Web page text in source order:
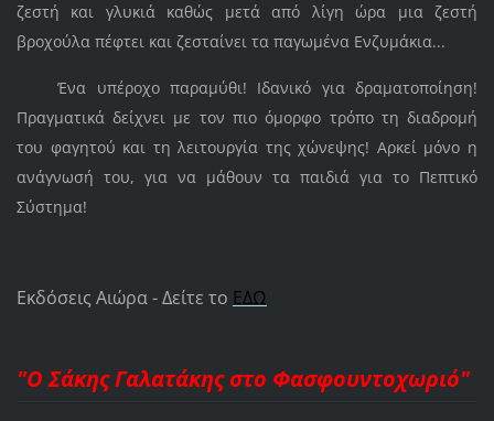
ζεστή και γλυκιά καθώς μετά από λίγη ώρα μια ζεστή
βροχούλα πέφτει και ζεσταίνει τα παγωμένα Ενζυμάκια...
Ένα υπέροχο παραμύθι! Ιδανικό για δραματοποίηση!
Πραγματικά δείχνει με τον πιο όμορφο τρόπο τη διαδρομή
του φαγητού και τη λειτουργία της χώνεψης! Αρκεί μόνο η
ανάγνωσή του, για να μάθουν τα παιδιά για το Πεπτικό
Σύστημα!
Εκδόσεις Αιώρα - Δείτε το ΕΔΩ
"Ο Σάκης Γαλατάκης στο Φασφουντοχωριό"